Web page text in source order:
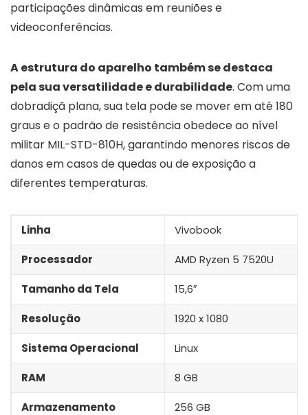
participações dinâmicas em reuniões e
videoconferências.
A estrutura do aparelho também se destaca
pela sua versatilidade e durabilidade. Com uma
dobradiçã plana, sua tela pode se mover em até 180
graus e o padrão de resistência obedece ao nível
militar MIL-STD-810H, garantindo menores riscos de
danos em casos de quedas ou de exposição a
diferentes temperaturas.
Linha Vivobook
Processador AMD Ryzen 5 7520U
Tamanho da Tela 15,6″
Resolução 1920 x 1080
Sistema Operacional Linux
RAM 8 GB
Armazenamento 256 GB